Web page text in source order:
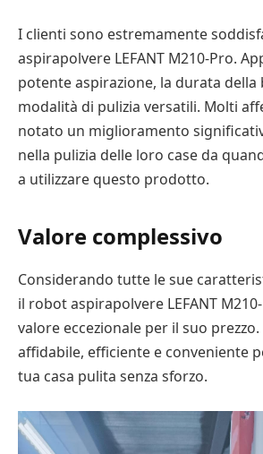
I clienti sono estremamente
aspirapolvere LEFANT M210-Pro.
potente aspirazione, la durata della
modalità di pulizia versatili. Molti
notato un miglioramento
nella pulizia delle loro case da
a utilizzare questo prodotto.
Valore complessivo
Considerando tutte le sue
il robot aspirapolvere LEFANT
valore eccezionale per il suo
affidabile, efficiente e conveniente
tua casa pulita senza sforzo.